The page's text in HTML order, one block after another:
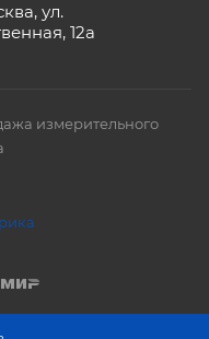
ул.
12а
измерительного